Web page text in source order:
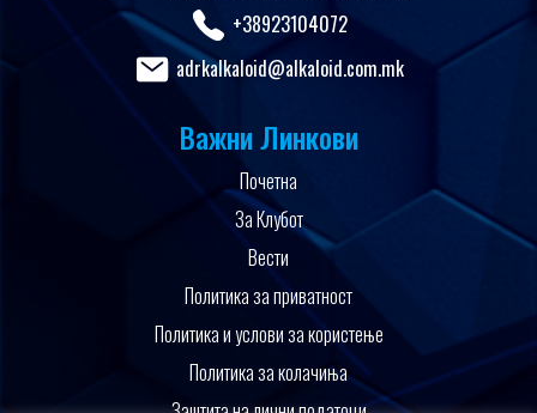
+38923104072
adrkalkaloid@alkaloid.com.mk
Важни Линкови
Почетна
За Клубот
Вести
Политика за приватност
Политика и услови за користење
Политика за колачиња